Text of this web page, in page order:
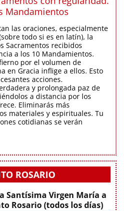
Mandamientos
las oraciones, especialmente
todo si es en latín), la
Sacramentos recibidos
a los 10 Mandamientos.
por el volumen de
en Gracia inflige a ellos. Esto
acciones.
y prolongada paz de
a distancia por los
Eliminarás más
materiales y espirituales. Tu
cotidianas se verán
ROSARIO
Santísima Virgen María a
Rosario (todos los días)